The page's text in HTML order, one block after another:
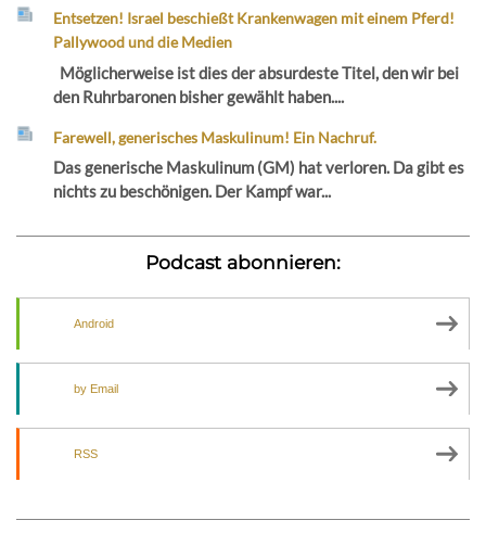
Entsetzen! Israel beschießt Krankenwagen mit einem Pferd!
Pallywood und die Medien
Möglicherweise ist dies der absurdeste Titel, den wir bei
den Ruhrbaronen bisher gewählt haben....
Farewell, generisches Maskulinum! Ein Nachruf.
Das generische Maskulinum (GM) hat verloren. Da gibt es
nichts zu beschönigen. Der Kampf war...
Podcast abonnieren:
Android
by Email
RSS